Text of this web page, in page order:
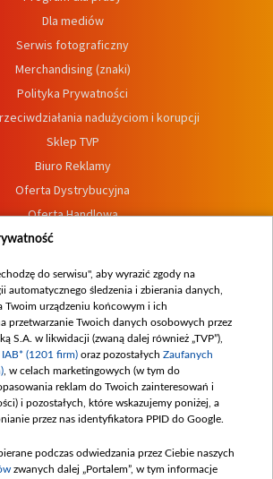
Dla mediów
Serwis fotograficzny
Merchandising (znaki)
Polityka Prywatności
nadużyciom i korupcji
Sklep TVP
Biuro Reklamy
Oferta Dystrybucyjna
Oferta Handlowa
Dostępność
zgłoszeń wewnętrznych
do serwisu", aby wyrazić zgody na
automatycznego śledzenia i zbierania danych,
Twoim urządzeniu końcowym i ich
przetwarzanie Twoich danych osobowych przez
S.A. w likwidacji (zwaną dalej również „TVP”),
(1201 firm) oraz pozostałych Zaufanych
, w celach marketingowych (w tym do
reklam do Twoich zainteresowań i
i pozostałych, które wskazujemy poniżej, a
przez nas identyfikatora PPID do Google.
podczas odwiedzania przez Ciebie naszych
zwanych dalej „Portalem”, w tym informacje